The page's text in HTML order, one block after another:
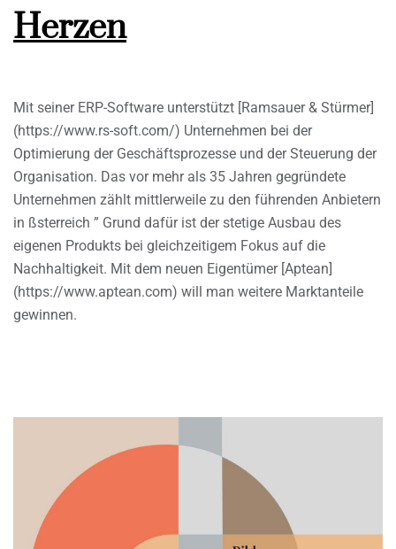
Herzen
Mit seiner ERP-Software unterstützt [Ramsauer & Stürmer]
(https://www.rs-soft.com/) Unternehmen bei der
Optimierung der Geschäftsprozesse und der Steuerung der
Organisation. Das vor mehr als 35 Jahren gegründete
Unternehmen zählt mittlerweile zu den führenden Anbietern
in ßsterreich ” Grund dafür ist der stetige Ausbau des
eigenen Produkts bei gleichzeitigem Fokus auf die
Nachhaltigkeit. Mit dem neuen Eigentümer [Aptean]
(https://www.aptean.com) will man weitere Marktanteile
gewinnen.